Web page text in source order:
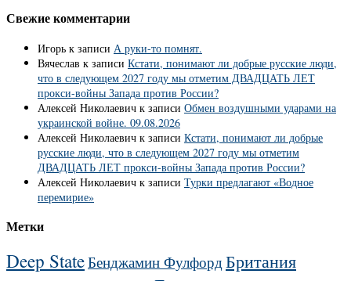
Свежие комментарии
Игорь к записи А руки-то помнят.
Вячеслав к записи Кстати, понимают ли добрые русские люди,
что в следующем 2027 году мы отметим ДВАДЦАТЬ ЛЕТ
прокси-войны Запада против России?
Алексей Николаевич к записи Обмен воздушными ударами на
украинской войне. 09.08.2026
Алексей Николаевич к записи Кстати, понимают ли добрые
русские люди, что в следующем 2027 году мы отметим
ДВАДЦАТЬ ЛЕТ прокси-войны Запада против России?
Алексей Николаевич к записи Турки предлагают «Водное
перемирие»
Метки
Deep StateБенджамин Фулфорд Британия